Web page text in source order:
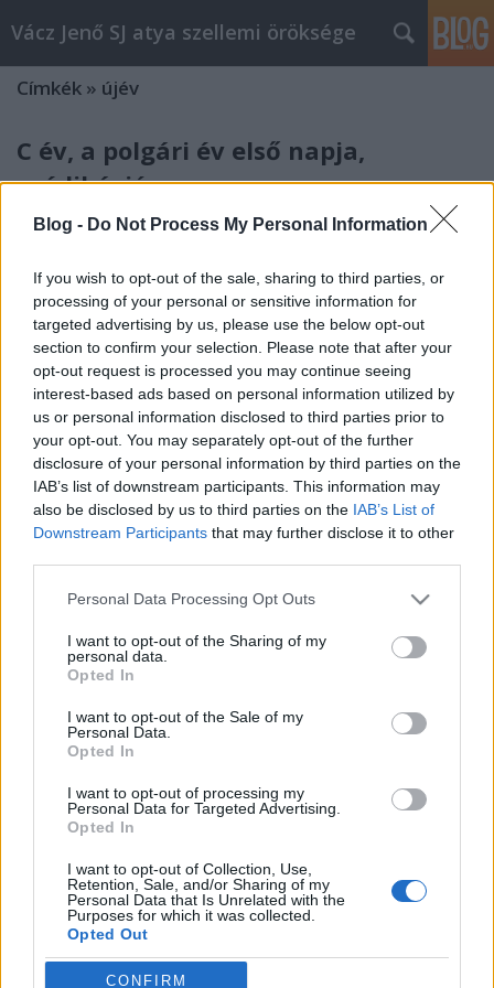
Blog - Do Not Process My Personal Information
If you wish to opt-out of the sale, sharing to third parties, or
processing of your personal or sensitive information for
targeted advertising by us, please use the below opt-out
section to confirm your selection. Please note that after your
opt-out request is processed you may continue seeing
interest-based ads based on personal information utilized by
us or personal information disclosed to third parties prior to
your opt-out. You may separately opt-out of the further
disclosure of your personal information by third parties on the
IAB’s list of downstream participants. This information may
also be disclosed by us to third parties on the IAB’s List of
Downstream Participants that may further disclose it to other
Please note that this website/app uses one or more Google
not limited to your visit or usage behaviour. You may click to
grant or deny consent to Google and its third-party tags to
use your data for below specified purposes in below Google
consent section.
Personal Data Processing Opt Outs
I want to opt-out of the Sharing of my
personal data.
Opted In
I want to opt-out of the Sale of my
Personal Data.
Opted In
I want to opt-out of processing my
Personal Data for Targeted Advertising.
Opted In
I want to opt-out of Collection, Use,
Retention, Sale, and/or Sharing of my
Personal Data that Is Unrelated with the
Purposes for which it was collected.
Opted Out
Google consents
CONFIRM
Vácz Jenő SJ atya szellemi öröksége
Címkék » újév
C év, a polgári év első napja,
prédikáció
vaczjenosjadmin•2012. december 31.
Január 1., Szűz Mária, Isten anyja, prédikáció (C
egyházi év) Krisztusban kedves Testvérek! Még az
Anyaszentegyház is az Isten igéjén keresztül, azzal
kezdi az új évben, amivel az emberek fordulnak
egymáshoz – mert az áldás szavai ezt a boldogságot
tartalmazzák –, hogy…
B év, újév napja, Szűz Mária, Isten
anyja ünnepe, prédikáció
vaczjenosjadmin•2011. december 31.
Január 1., újév napja, Szűz Mária, Isten anyja ünnepe
(B egyházi év)Krisztusban kedves Testvérek!A kezdet
evangéliumban láttuk, hogy az Anyaszentegyház az
új esztendő előtt ezt a kezdetet akarja nagyon
kihangsúlyozni. Hogy Istenből…
A év, újév napja, prédikáció
vaczjenosjadmin• 2010. december 31.
Január 1., újév napja (A egyházi év)Krisztusban
kedves nővérek! (Valószínűleg a püspökszentlászlói
szerzetes nővérek szentmiséjén hangzott el a
prédikáció. – A szerk.)Ha elkezdenénk egy virág
szépségén gondolkozni, és valaki azt mondaná, hogy
ez mind a Napból van,…